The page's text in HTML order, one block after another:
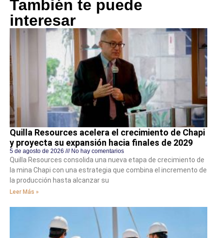
También te puede
interesar
Quilla Resources acelera el crecimiento de Chapi
y proyecta su expansión hacia finales de 2029
5 de agosto de 2026 No hay comentarios
Quilla Resources consolida una nueva etapa de crecimiento de
la mina Chapi con una estrategia que combina el incremento de
la producción hasta alcanzar su
Leer Más »